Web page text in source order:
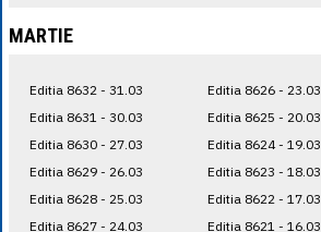
MARTIE
Editia 8632 - 31.03
Editia 8631 - 30.03
Editia 8630 - 27.03
Editia 8629 - 26.03
Editia 8628 - 25.03
Editia 8627 - 24.03
Editia 8626 - 23.03
Editia 8625 - 20.03
Editia 8624 - 19.03
Editia 8623 - 18.03
Editia 8622 - 17.03
Editia 8621 - 16.03